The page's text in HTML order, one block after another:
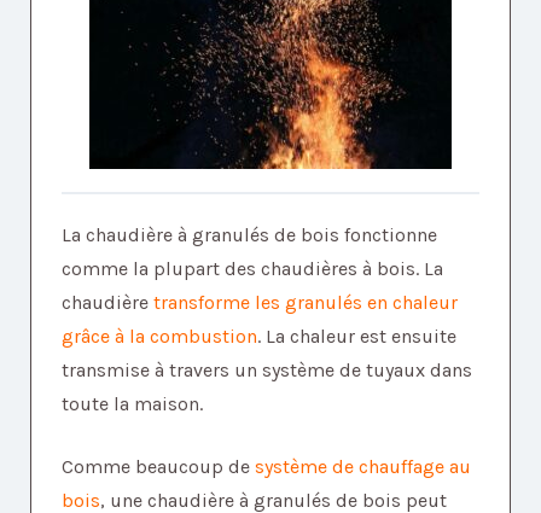
La chaudière à granulés de bois fonctionne
comme la plupart des chaudières à bois. La
chaudière transforme les granulés en chaleur
grâce à la combustion. La chaleur est ensuite
transmise à travers un système de tuyaux dans
toute la maison.
Comme beaucoup de système de chauffage au
bois, une chaudière à granulés de bois peut